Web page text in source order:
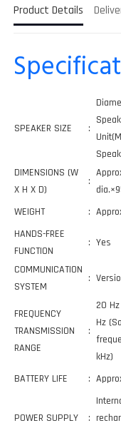
Product Details
SPEAKER SIZE :
DIMENSIONS (W
X H X D)
:
WEIGHT
:
HANDS-FREE
FUNCTION
: Yes
COMMUNICATION
SYSTEM
:
FREQUENCY
TRANSMISSION
RANGE
:
20
Hz
kHz)
BATTERY LIFE
:
POWER SUPPLY :